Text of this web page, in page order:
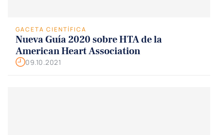
GACETA CIENTÍFICA
Nueva Guía 2020 sobre HTA de la
American Heart Association
09.10.2021